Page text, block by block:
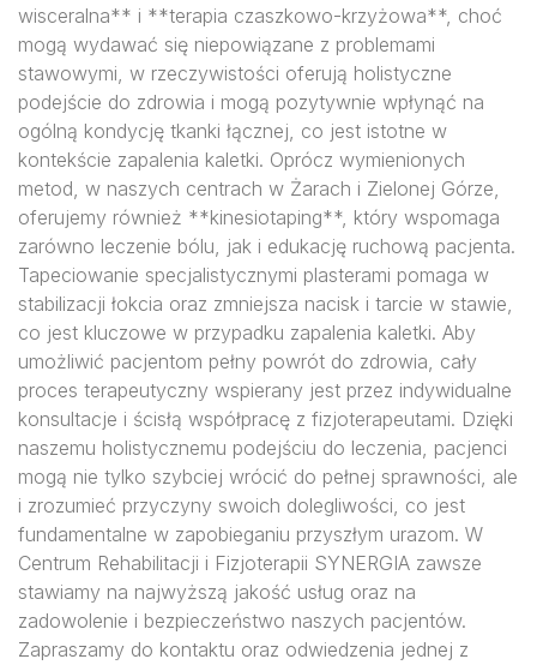
wisceralna** i **terapia czaszkowo-krzyżowa**, choć
mogą wydawać się niepowiązane z problemami
stawowymi, w rzeczywistości oferują holistyczne
podejście do zdrowia i mogą pozytywnie wpłynąć na
ogólną kondycję tkanki łącznej, co jest istotne w
kontekście zapalenia kaletki. Oprócz wymienionych
metod, w naszych centrach w Żarach i Zielonej Górze,
oferujemy również **kinesiotaping**, który wspomaga
zarówno leczenie bólu, jak i edukację ruchową pacjenta.
Tapeciowanie specjalistycznymi plasterami pomaga w
stabilizacji łokcia oraz zmniejsza nacisk i tarcie w stawie,
co jest kluczowe w przypadku zapalenia kaletki. Aby
umożliwić pacjentom pełny powrót do zdrowia, cały
proces terapeutyczny wspierany jest przez indywidualne
konsultacje i ścisłą współpracę z fizjoterapeutami. Dzięki
naszemu holistycznemu podejściu do leczenia, pacjenci
mogą nie tylko szybciej wrócić do pełnej sprawności, ale
i zrozumieć przyczyny swoich dolegliwości, co jest
fundamentalne w zapobieganiu przyszłym urazom. W
Centrum Rehabilitacji i Fizjoterapii SYNERGIA zawsze
stawiamy na najwyższą jakość usług oraz na
zadowolenie i bezpieczeństwo naszych pacjentów.
Zapraszamy do kontaktu oraz odwiedzenia jednej z